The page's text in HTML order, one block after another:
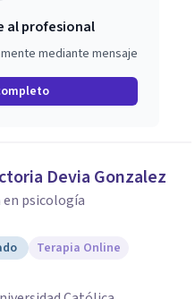
al profesional
mediante mensaje
Devia Gonzalez
en psicología
Terapia Online